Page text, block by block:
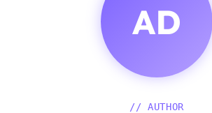
AD
// AUTHOR